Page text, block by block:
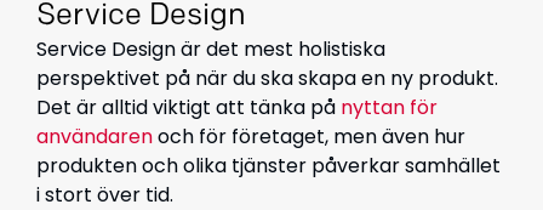
Service Design
Service Design är det mest holistiska
perspektivet på när du ska skapa en ny produkt.
Det är alltid viktigt att tänka på nyttan för
användarenoch för företaget, men även hur
produkten och olika tjänster påverkar samhället
i stort över tid.